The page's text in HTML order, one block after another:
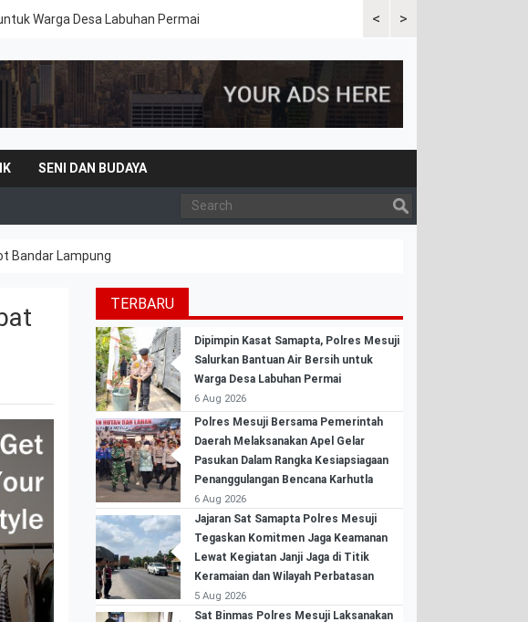
<
Warga Desa Labuhan Permai
Polres Mesuji Bersama
>
SENI DAN BUDAYA
Bandar Lampung
TERBARU
Dipimpin Kasat Samapta, Polres Mesuji
Salurkan Bantuan Air Bersih untuk
Warga Desa Labuhan Permai
6 Aug 2026
Polres Mesuji Bersama Pemerintah
Daerah Melaksanakan Apel Gelar
Pasukan Dalam Rangka Kesiapsiagaan
Penanggulangan Bencana Karhutla
6 Aug 2026
Jajaran Sat Samapta Polres Mesuji
Tegaskan Komitmen Jaga Keamanan
Lewat Kegiatan Janji Jaga di Titik
Keramaian dan Wilayah Perbatasan
5 Aug 2026
Sat Binmas Polres Mesuji Laksanakan